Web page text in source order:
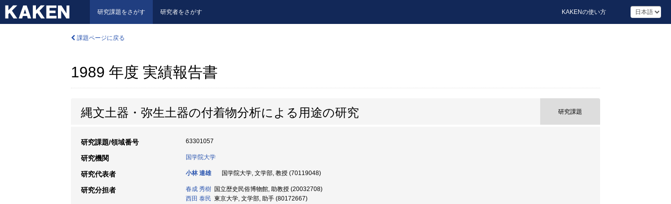
研究課題をさがす 研究者をさがす KAKENの使い方
課題ページに戻る
1989 年度 実績報告書
縄文土器・弥生土器の付着物分析による用途の研究 研究課題
研究課題/領域番号 63301057
研究機関 国学院大学
研究代表者 小林 達雄 国学院大学, 文学部, 教授 (70119048)
研究分担者 春成 秀樹 国立歴史民俗博物館, 助教授 (20032708)
西田 泰民 東京大学, 文学部, 助手 (80172667)